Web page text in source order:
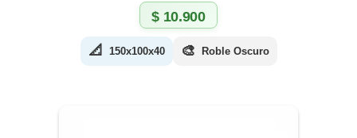
$10.900
📐 150x100x40 🎨 Roble Oscuro